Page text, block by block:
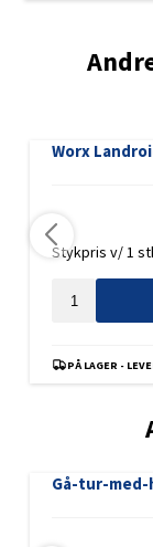
Stykpris v/ 1
PÅ LAGER -
Gå-tur-